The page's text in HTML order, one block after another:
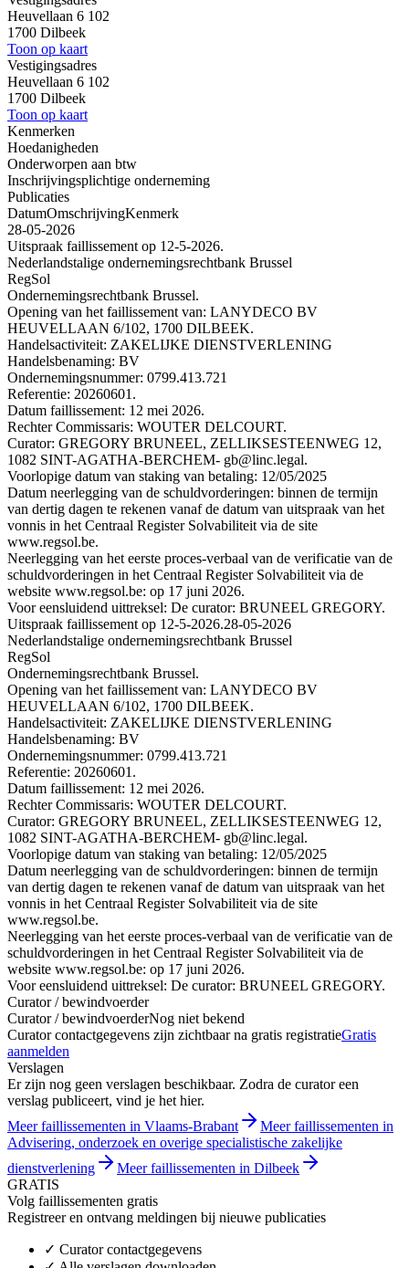
Heuvellaan 6 102
1700 Dilbeek
Toon op kaart
Vestigingsadres
Heuvellaan 6 102
1700 Dilbeek
Toon op kaart
Kenmerken
Hoedanigheden
Onderworpen aan btw
Inschrijvingsplichtige onderneming
Publicaties
DatumOmschrijvingKenmerk
28-05-2026
Uitspraak faillissement op 12-5-2026.
Nederlandstalige ondernemingsrechtbank Brussel
RegSol
Ondernemingsrechtbank Brussel.
Opening van het faillissement van: LANYDECO BV
HEUVELLAAN 6/102, 1700 DILBEEK.
Handelsactiviteit: ZAKELIJKE DIENSTVERLENING
Handelsbenaming: BV
Ondernemingsnummer: 0799.413.721
Referentie: 20260601.
Datum faillissement: 12 mei 2026.
Rechter Commissaris: WOUTER DELCOURT.
Curator: GREGORY BRUNEEL, ZELLIKSESTEENWEG 12,
1082 SINT-AGATHA-BERCHEM- gb@linc.legal.
Voorlopige datum van staking van betaling: 12/05/2025
Datum neerlegging van de schuldvorderingen: binnen de termijn
van dertig dagen te rekenen vanaf de datum van uitspraak van het
vonnis in het Centraal Register Solvabiliteit via de site
www.regsol.be.
Neerlegging van het eerste proces-verbaal van de verificatie van de
schuldvorderingen in het Centraal Register Solvabiliteit via de
website www.regsol.be: op 17 juni 2026.
Voor eensluidend uittreksel: De curator: BRUNEEL GREGORY.
Uitspraak faillissement op 12-5-2026.28-05-2026
Nederlandstalige ondernemingsrechtbank Brussel
RegSol
Ondernemingsrechtbank Brussel.
Opening van het faillissement van: LANYDECO BV
HEUVELLAAN 6/102, 1700 DILBEEK.
Handelsactiviteit: ZAKELIJKE DIENSTVERLENING
Handelsbenaming: BV
Ondernemingsnummer: 0799.413.721
Referentie: 20260601.
Datum faillissement: 12 mei 2026.
Rechter Commissaris: WOUTER DELCOURT.
Curator: GREGORY BRUNEEL, ZELLIKSESTEENWEG 12,
1082 SINT-AGATHA-BERCHEM- gb@linc.legal.
Voorlopige datum van staking van betaling: 12/05/2025
Datum neerlegging van de schuldvorderingen: binnen de termijn
van dertig dagen te rekenen vanaf de datum van uitspraak van het
vonnis in het Centraal Register Solvabiliteit via de site
www.regsol.be.
Neerlegging van het eerste proces-verbaal van de verificatie van de
schuldvorderingen in het Centraal Register Solvabiliteit via de
website www.regsol.be: op 17 juni 2026.
Voor eensluidend uittreksel: De curator: BRUNEEL GREGORY.
Curator / bewindvoerder
Curator / bewindvoerderNog niet bekend
Curator contactgegevens zijn zichtbaar na gratis registratieGratis
aanmelden
Verslagen
Er zijn nog geen verslagen beschikbaar. Zodra de curator een
verslag publiceert, vind je het hier.
Meer faillissementen in Vlaams-Brabant
Meer faillissementen in
Advisering, onderzoek en overige specialistische zakelijke
dienstverlening
Meer faillissementen in Dilbeek
GRATIS
Volg faillissementen gratis
Registreer en ontvang meldingen bij nieuwe publicaties
✓ Curator contactgegevens